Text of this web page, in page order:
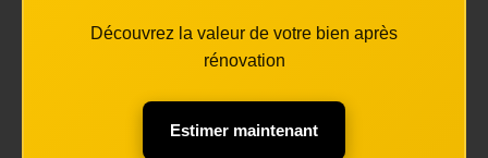
Découvrez la valeur de votre bien après
rénovation
Estimer maintenant